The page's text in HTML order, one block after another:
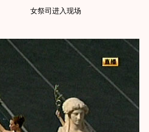
女祭司进入现场